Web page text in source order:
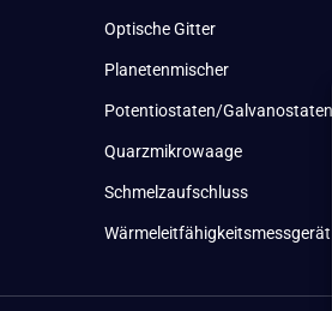
Optische Gitter
Planetenmischer
Potentiostaten/Galvanostaten
Quarzmikrowaage
Schmelzaufschluss
Wärmeleitfähigkeitsmessgerät